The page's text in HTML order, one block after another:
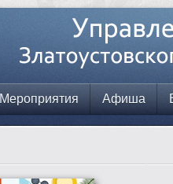
Мероприятия Афиша